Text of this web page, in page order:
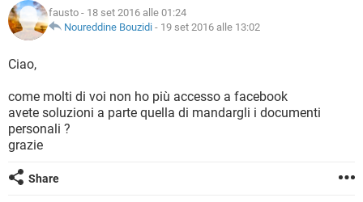
HARDWARE
INSTAGRAM
TIKTOK
HARDWARE
iOS WINDOWS 10
INSTAGRAM
HARDWARE
COVID-19
INTRATTENIMENTO
iOS
INSTAGRAM WHATSAPP
TIKTOK
HARDWARE
GLOSSARIO
COVID-19
iOS WINDOWS 10
INSTAGRAM
TIKTOK
fausto - 18 set 2016 alle 01:24
Noureddine Bouzidi - 19 set 2016 alle 13:02
Ciao,
come molti di voi non ho più accesso a facebook
avete soluzioni a parte quella di mandargli i documenti
personali ?
grazie
Share